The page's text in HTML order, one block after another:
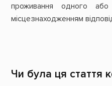
проживання одного
місцезнаходженням
Чи була ця стаття